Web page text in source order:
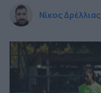
Νίκος Δρέλλιας